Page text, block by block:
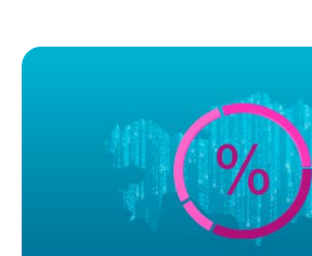
сообщил
vyHwjEEzvcUADNLNvGFTchsWDDl]
цифрового развития,
аэрокосмической
Мусин. Сервис призван
обеспечить прозрачность.